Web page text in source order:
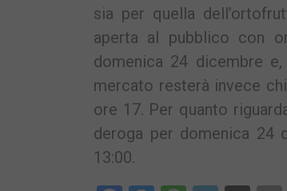
sia per quella
aperta al pubblico con
domenica 24 dicembre
mercato resterà invece
ore 17. Per quanto
deroga per domenica 24
13:00.